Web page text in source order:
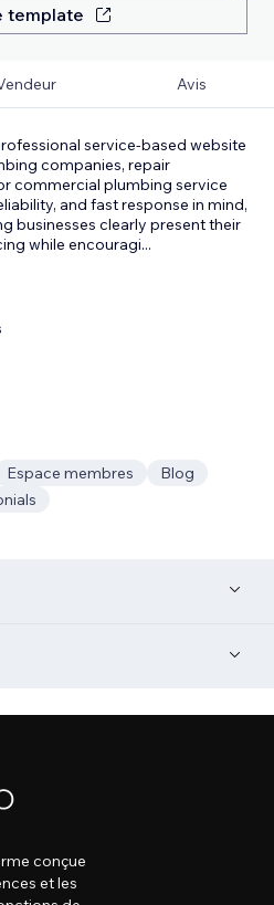
template
Avis
service-based website
companies, repair
commercial plumbing service
and fast response in mind,
businesses clearly present their
while encouragi...
Espace membres
Blog
conçue
et les